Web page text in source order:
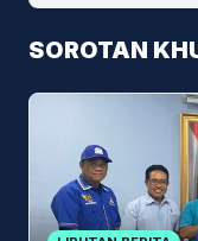
SOROTAN